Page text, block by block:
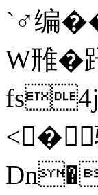
`♂编
W雃
fs4j
<�